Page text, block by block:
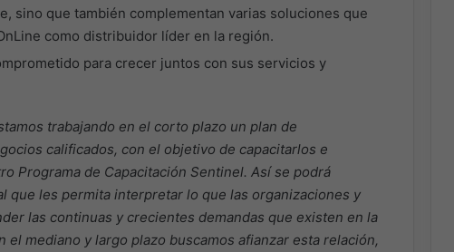
sino que también complementan varias soluciones que
como distribuidor líder en la región.
para crecer juntos con sus servicios y
trabajando en el corto plazo un plan de
calificados, con el objetivo de capacitarlos e
Programa de Capacitación Sentinel. Así se podrá
que les permita interpretar lo que las organizaciones y
las continuas y crecientes demandas que existen en la
el mediano y largo plazo buscamos afianzar esta relación,